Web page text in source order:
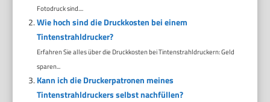
Fotodruck sind....
Wie hoch sind die Druckkosten bei einem
Tintenstrahldrucker?
Erfahren Sie alles über die Druckkosten bei Tintenstrahldruckern: Geld
sparen...
Kann ich die Druckerpatronen meines
Tintenstrahldruckers selbst nachfüllen?